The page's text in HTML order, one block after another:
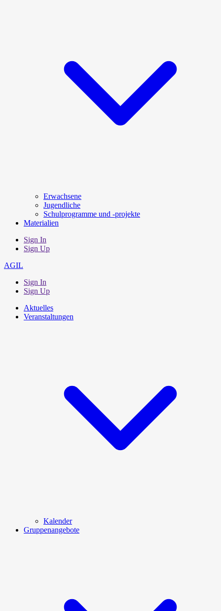
Erwachsene
Jugendliche
Schulprogramme und -projekte
Materialien
Sign In
Sign Up
AGIL
Sign In
Sign Up
Aktuelles
Veranstaltungen
Kalender
Gruppenangebote